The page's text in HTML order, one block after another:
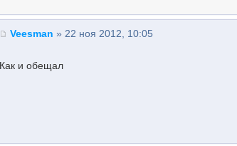
Veesman » 22 ноя 2012, 10:05
Как и обещал